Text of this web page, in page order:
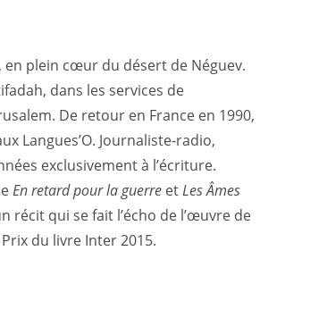
en plein cœur du désert de Néguev.
dans les services de
De retour en France en 1990,
Langues’O. Journaliste-radio,
exclusivement à l’écriture.
En retard pour la guerre etLes Âmes
récit qui se fait l’écho de l’œuvre de
Prix du livre Inter 2015.